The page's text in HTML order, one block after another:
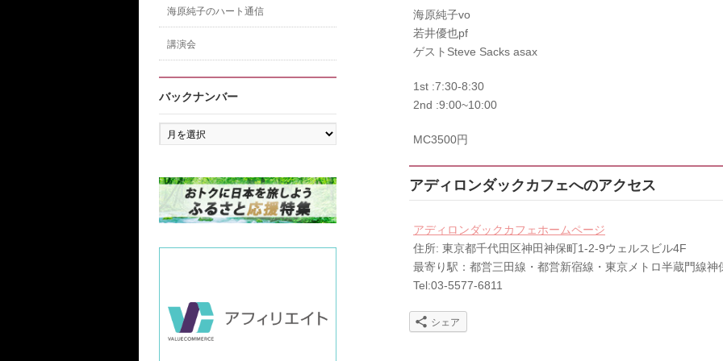
海原純子vo
若井優也pf
ゲストSteve Sacks asax
1st :7:30-8:30
2nd :9:00~10:00
MC3500円
アディロンダックカフェへのアクセス
アディロンダックカフェホームページ
住所: 東京都千代田区神田神保町1-2-9ウェルスビル4F
最寄り駅：都営三田線・都営新宿線・東京メトロ半蔵門線神
Tel:03-5577-6811
シェア
海原純子のハート通信
講演会
バックナンバー
バ
ッ
ン
バ
ー